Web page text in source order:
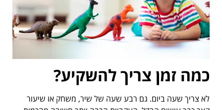
כמה זמן צריך להשקיע?
לא צריך שעה ביום. גם רבע שעה של שיר, משחק או שיעור